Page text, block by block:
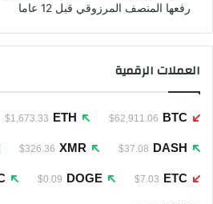
رفعها المنصف المرزوقي قبل 12 عاما
العملات الرقمية
BTC
$62,911.06
ETH
$1,673.33
DASH
$37.08
XMR
$326.36
ETC
$7.03
DOGE
$0.09